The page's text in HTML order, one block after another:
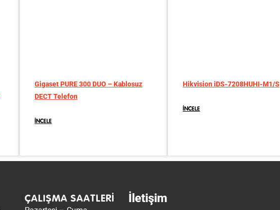
Gigaset PURE 300 DUO – Kablosuz
DECT Telefon
İNCELE
Hikvision iDS-7208HUHI-M1/S
İNCELE
ÇALIŞMA SAATLERI İletişim